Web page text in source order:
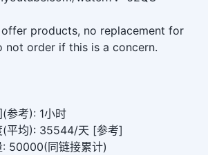
products, no replacement for
not order if this is a concern.
参考): 1小时
(平均): 35544/天 [参考]
50000(同链接累计)